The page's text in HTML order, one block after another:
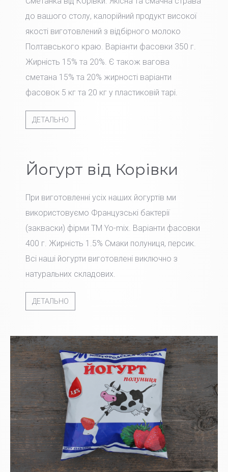
до вашого столу, калорійний продукт високої
якості виготовлений з відбірного молоко
Полтавського краю. Варіанти фасовки 350 г.
Жирність 15% та 20%. Є також вагова
сметана 15% та 20% жирності варіанти
фасовок 5 кг та 20 кг у пластиковій тарі.
ДЕТАЛЬНО
Йогурт від Корівки
При виготовленні усіх наших йогуртів ми
використовуємо Французські бактерії
(закваски) фірми TM Yo-mix. Варіанти фасовки
400 г. Жирність 1.5% Смаки полуниця, персик.
Всі наші йогурти виготовлені виключно з
натуральних складових.
ДЕТАЛЬНО